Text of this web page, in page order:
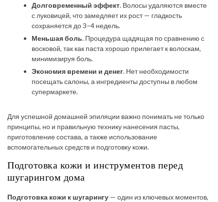
Долговременный эффект. Волосы удаляются вместе
с луковицей, что замедляет их рост — гладкость
сохраняется до 3–4 недель.
Меньшая боль. Процедура щадящая по сравнению с
восковой, так как паста хорошо прилегает к волоскам,
минимизируя боль.
Экономия времени и денег. Нет необходимости
посещать салоны, а ингредиенты доступны в любом
супермаркете.
Для успешной домашней эпиляции важно понимать не только
принципы, но и правильную технику нанесения пасты,
приготовление состава, а также использование
вспомогательных средств и подготовку кожи.
Подготовка кожи и инструментов перед
шугарингом дома
Подготовка кожи к шугарингу — один из ключевых моментов,